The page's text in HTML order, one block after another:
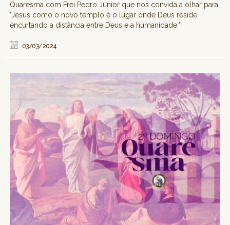
Quaresma com Frei Pedro Júnior que nos convida a olhar para
"Jesus como o novo templo é o lugar onde Deus reside
encurtando a distância entre Deus e a humanidade."'
03/03/2024